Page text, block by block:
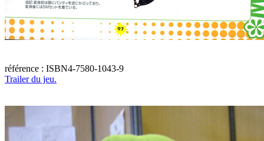
référence : ISBN4-7580-1043-9
Trailer du jeu.